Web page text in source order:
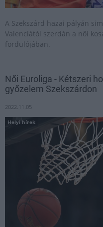
A Szekszárd hazai pályán
Valenciától szerdán a női
fordulójában.
Női Euroliga - Kétszeri
győzelem Szekszárdon
2022.11.05
Helyi hírek